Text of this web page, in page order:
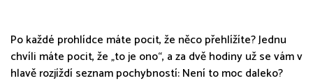
Po každé prohlídce máte pocit, že něco přehlížíte? Jednu
chvíli máte pocit, že „to je ono“, a za dvě hodiny už se vám v
hlavě rozjíždí seznam pochybností:Není to moc daleko?